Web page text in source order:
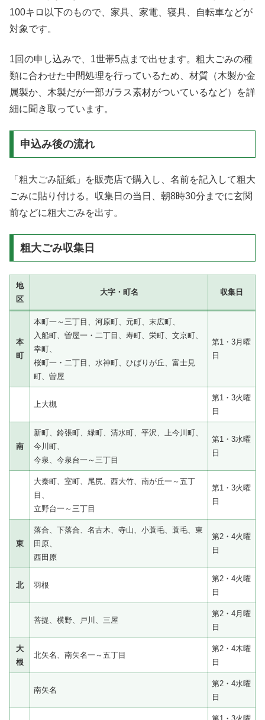
100キロ以下のもので、家具、家電、寝具、自転車などが
対象です。
1回の申し込みで、1世帯5点まで出せます。粗大ごみの種
類に合わせた中間処理を行っているため、材質（木製か金
属製か、木製だが一部ガラス素材がついているなど）を詳
細に聞き取っています。
申込み後の流れ
「粗大ごみ証紙」を販売店で購入し、名前を記入して粗大
ごみに貼り付ける。収集日の当日、朝8時30分までに玄関
前などに粗大ごみを出す。
粗大ごみ収集日
地
区
大字・町名 収集日
本
町
本町一～三丁目、河原町、元町、末広町、
入船町、曽屋一・二丁目、寿町、栄町、文京町、
幸町、
桜町一・二丁目、水神町、ひばりが丘、富士見
町、曽屋
第1・3月曜
日
上大槻
第1・3火曜
日
南
新町、鈴張町、緑町、清水町、平沢、上今川町、
今川町、
今泉、今泉台一～三丁目
第1・3水曜
日
大秦町、室町、尾尻、西大竹、南が丘一～五丁
目、
立野台一～三丁目
第1・3火曜
日
東
落合、下落合、名古木、寺山、小蓑毛、蓑毛、東
田原、
西田原
第2・4火曜
日
北 羽根
第2・4火曜
日
菩提、横野、戸川、三屋
第2・4月曜
日
大
根
北矢名、南矢名一～五丁目
第2・4木曜
日
南矢名
第2・4水曜
日